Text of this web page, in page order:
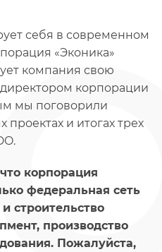
себя в современном
«Эконика»
компания свою
корпорации
мы поговорили
проектах и итогах трех
корпорация
федеральная сеть
строительство
производство
Пожалуйста,